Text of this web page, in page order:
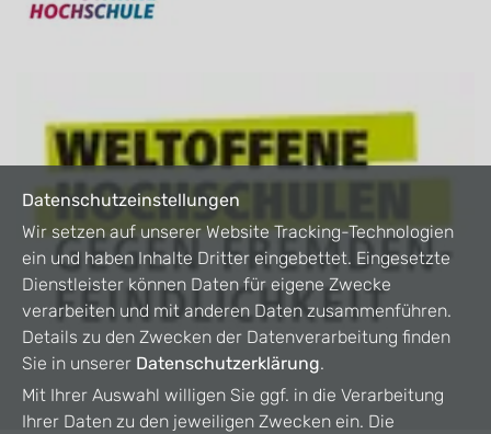
Datenschutzeinstellungen
Wir setzen auf unserer Website Tracking-Technologien
ein und haben Inhalte Dritter eingebettet. Eingesetzte
Dienstleister können Daten für eigene Zwecke
verarbeiten und mit anderen Daten zusammenführen.
Details zu den Zwecken der Datenverarbeitung finden
Sie in unserer Datenschutzerklärung.
Mit Ihrer Auswahl willigen Sie ggf. in die Verarbeitung
Ihrer Daten zu den jeweiligen Zwecken ein. Die